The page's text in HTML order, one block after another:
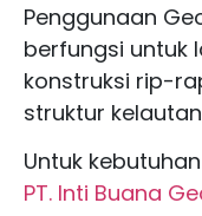
Penggunaan
berfungsi untuk
konstruksi rip-
struktur
Untuk
PT. Inti Buana